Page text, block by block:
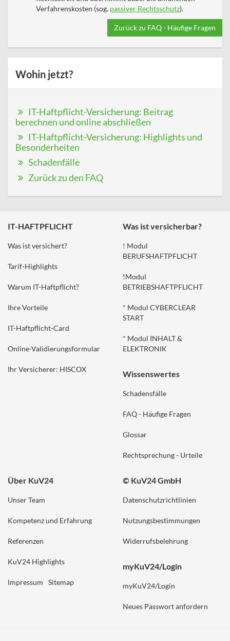
Verfahrenskosten (sog. passiver Rechtsschutz).
Zurück zu FAQ - Häufige Fragen
Wohin jetzt?
IT-Haftpflicht-Versicherung: Beitrag
berechnen und online abschließen
IT-Haftpflicht-Versicherung: Highlights und
Besonderheiten
Schadenfälle
Zurück zu den FAQ
IT-HAFTPFLICHT
Was ist versichert?
Tarif-Highlights
Warum IT-Haftpflicht?
Ihre Vorteile
IT-Haftpflicht-Card
Online-Validierungsformular
Ihr Versicherer: HISCOX
Was ist versicherbar?
! Modul
BERUFSHAFTPFLICHT
!Modul
BETRIEBSHAFTPFLICHT
* Modul CYBERCLEAR
START
* Modul INHALT &
ELEKTRONIK
Wissenswertes
Schadensfälle
FAQ - Häufige Fragen
Glossar
Rechtsprechung - Urteile
Über KuV24
Unser Team
Kompetenz und Erfahrung
Referenzen
KuV24 Highlights
Impressum Sitemap
© KuV24 GmbH
Datenschutzrichtlinien
Nutzungsbestimmungen
Widerrufsbelehrung
myKuV24/Login
myKuV24/Login
Neues Passwort anfordern